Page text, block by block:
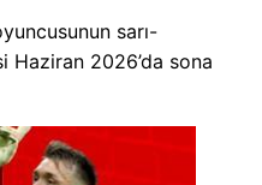
sarı-
2026’da sona